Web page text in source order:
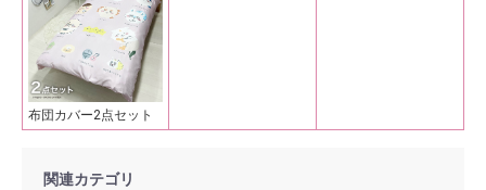
布団カバー2点セット
関連カテゴリ